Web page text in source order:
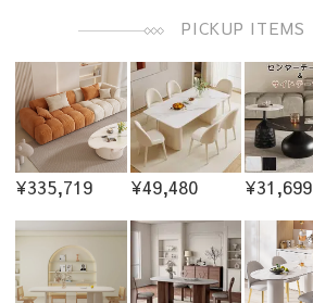
PICKUP ITEMS
¥335,719 ¥49,480 ¥31,699